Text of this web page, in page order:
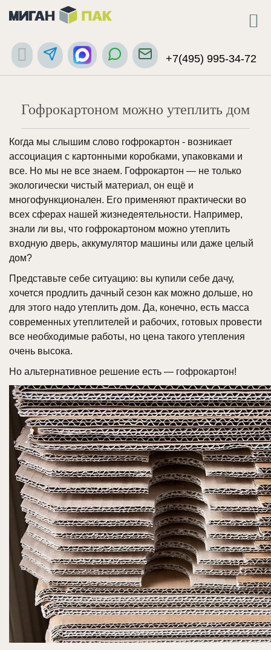
+7(495) 995-34-72
Гофрокартоном можно утеплить дом
Когда мы слышим слово гофрокартон - возникает
ассоциация с картонными коробками, упаковками и
все. Но мы не все знаем. Гофрокартон — не только
экологически чистый материал, он ещё и
многофункционален. Его применяют практически во
всех сферах нашей жизнедеятельности. Например,
знали ли вы, что гофрокартоном можно утеплить
входную дверь, аккумулятор машины или даже целый
дом?
Представьте себе ситуацию: вы купили себе дачу,
хочется продлить дачный сезон как можно дольше, но
для этого надо утеплить дом. Да, конечно, есть масса
современных утеплителей и рабочих, готовых провести
все необходимые работы, но цена такого утепления
очень высока.
Но альтернативное решение есть — гофрокартон!